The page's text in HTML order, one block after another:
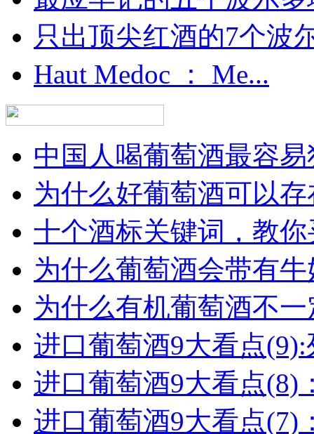
只出顶尖红酒的7个波
Haut Medoc ： Me...
中国人喝葡萄酒最容
为什么好葡萄酒可以
十个酒标关键词，教
为什么葡萄酒会带有
为什么有机葡萄酒不
进口葡萄酒9大看点(9):
进口葡萄酒9大看点(8)
进口葡萄酒9大看点(7)